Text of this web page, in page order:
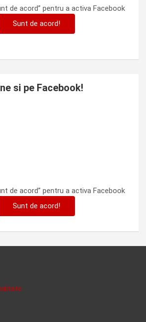
de acord” pentru a activa Facebook
Sunt de acord!
si pe Facebook!
de acord” pentru a activa Facebook
Sunt de acord!